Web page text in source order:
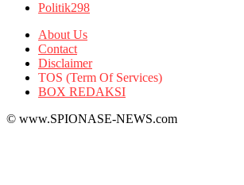
Politik298
About Us
Contact
Disclaimer
TOS (Term Of Services)
BOX REDAKSI
© www.SPIONASE-NEWS.com